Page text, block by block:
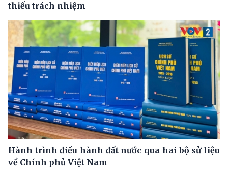
thiếu trách nhiệm
Hành trình điều hành đất nước qua hai bộ sử liệu
về Chính phủ Việt Nam